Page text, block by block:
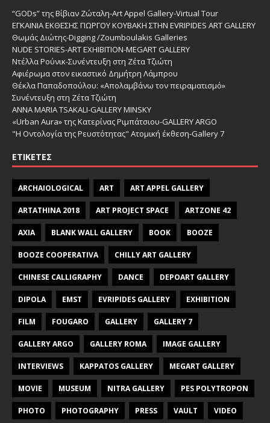
“GODs” της Βίβιαν Ζώταλη-Art Appel Gallery-Virtual Tour
ΕΓΚΑΙΝΙΑ ΕΚΘΕΣΗΣ ΓΙΩΡΓΟΥ ΚΟΥΒΑΚΗ ΣΤΗΝ EVRIPIDES ART GALLERY
Θωμάς Διώτης-Digging /Zoumboulakis Galleries
NUDE STORIES-ΑRT EXHIBITION-MEGART GALLERY
Ντέλλα Ρούνικ-Συνέντευξη στη Ζέτα Τζιώτη
Αφιέρωμα στον εικαστικό Δημήτρη Λάμπρου
Θέκλα Παπαδοπούλου: «Απολαμβάνω τον πειραματισμό»
Συνέντευξη στη Ζέτα Τζιώτη
ANNA MARIA TSAKALI-GALLERY MINSKY
«Urban Aura» της Κατερίνας Ριμπάτσιου-GALLERY ARGO
"Η Οντολογία της Ρευστότητας" Ατομική έκθεση-Gallery 7
ΕΤΙΚΈΤΕΣ
ARCHAIOLOGICAL ART ART APPEL GALLERY
ARTATHINA 2018 ART PROJECT SPACE ARTZONE 42
AXIA BLANK WALL GALLERY BOOK BOOZE
BOOZE COOPERATIVA CHILLY ART GALLERY
CHINESE CALLIGRAPHY DANCE DEPOART GALLERY
DIPOLA EMST EVRIPIDES GALLERY EXHIBITION
FILM FOUGARO GALLERY GALLERY 7
GALLERY ARGO GALLERY ROMA IMAGE GALLERY
INTERVIEWS KAPPATOS GALLERY MEGART GALLERY
MOVIE MUSEUM NITRA GALLERY PES POLYTROPON
PHOTO PHOTOGRAPHY PRESS VAULT VIDEO